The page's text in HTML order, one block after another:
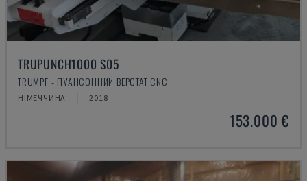
TRUPUNCH1000 S05
TRUMPF - ПУАНСОННИЙ ВЕРСТАТ CNC
НІМЕЧЧИНА 2018
153.000 €